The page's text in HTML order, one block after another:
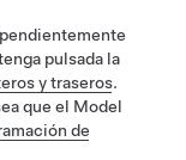
pulsada la
y traseros.
que el Model
de